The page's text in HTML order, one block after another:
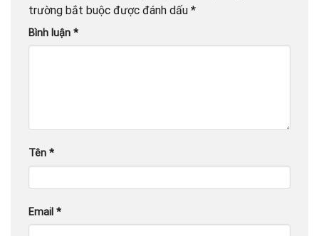
trường bắt buộc được đánh dấu *
Bình luận *
Tên *
Email *